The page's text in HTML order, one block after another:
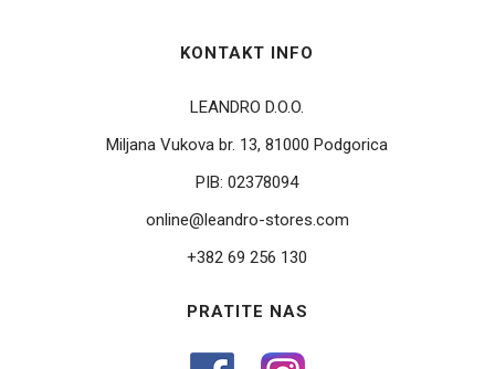
KONTAKT INFO
LEANDRO D.O.O.
Miljana Vukova br. 13, 81000 Podgorica
PIB:02378094
online@leandro-stores.com
+382 69 256 130
PRATITE NAS